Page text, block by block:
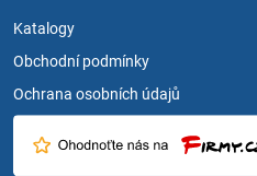
Katalogy
Obchodní podmínky
Ochrana osobních údajů